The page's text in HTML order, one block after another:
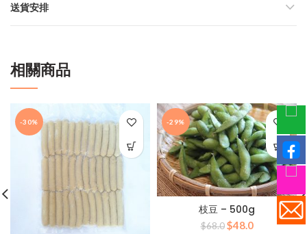
送貨安排
相關商品
-30% -29%
枝豆 – 500g
$68.0 原
$48.0目